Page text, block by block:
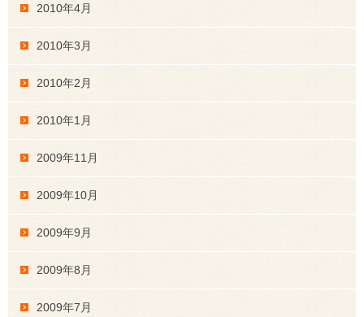
2010年4月
2010年3月
2010年2月
2010年1月
2009年11月
2009年10月
2009年9月
2009年8月
2009年7月